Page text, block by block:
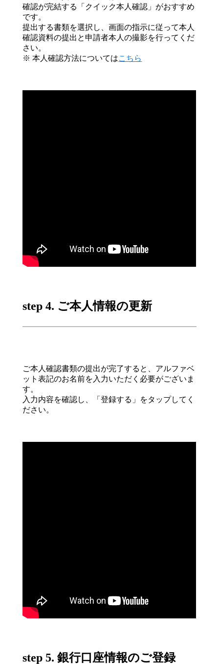
確認が完結する「クイック本人確認」がおすすめ
です。
提出する書類を選択し、画面の指示に従って本人
確認資料の提出と申請者本人の撮影を行ってくだ
さい。
※ 本人確認方法についてはこちら
step 4. ご本人情報の更新
ご本人確認書類の提出が完了すると、アルファベ
ット表記のお名前を入力いただく必要がございま
す。
入力内容を確認し、「登録する」をタップしてく
ださい。
step 5. 銀行口座情報のご登録